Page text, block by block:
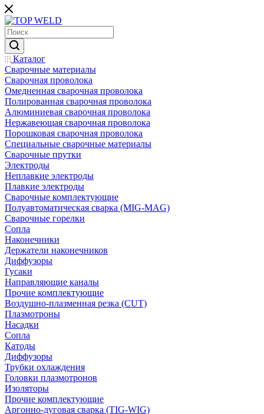
Каталог
Сварочные материалы
Сварочная проволока
Омедненная сварочная проволока
Полированная сварочная проволока
Алюминиевая сварочная проволока
Нержавеющая сварочная проволока
Порошковая сварочная проволока
Специальные сварочные материалы
Сварочные прутки
Электроды
Неплавкие электроды
Плавкие электроды
Сварочные комплектующие
Полуавтоматическая сварка (MIG-MAG)
Сварочные горелки
Сопла
Наконечники
Держатели наконечников
Диффузоры
Гусаки
Направляющие каналы
Прочие комплектующие
Воздушно-плазменная резка (CUT)
Плазмотроны
Насадки
Сопла
Катоды
Диффузоры
Трубки охлаждения
Головки плазмотронов
Изоляторы
Прочие комплектующие
Аргонно-дуговая сварка (TIG-WIG)